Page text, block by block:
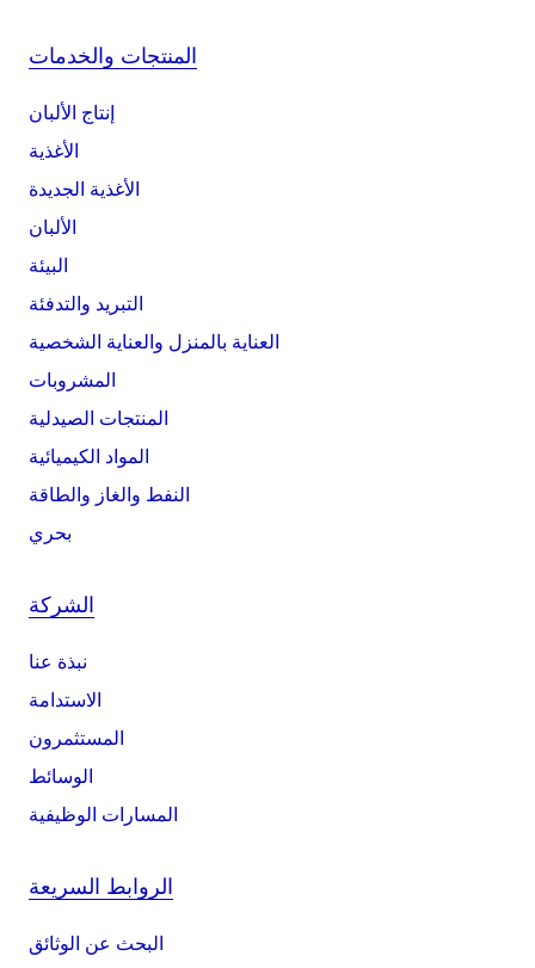
المنتجات والخدمات
إنتاج الألبان
الأغذية
الأغذية الجديدة
الألبان
البيئة
التبريد والتدفئة
العناية بالمنزل والعناية الشخصية
المشروبات
المنتجات الصيدلية
المواد الكيميائية
النفط والغاز والطاقة
بحري
الشركة
نبذة عنا
الاستدامة
المستثمرون
الوسائط
المسارات الوظيفية
الروابط السريعة
البحث عن الوثائق